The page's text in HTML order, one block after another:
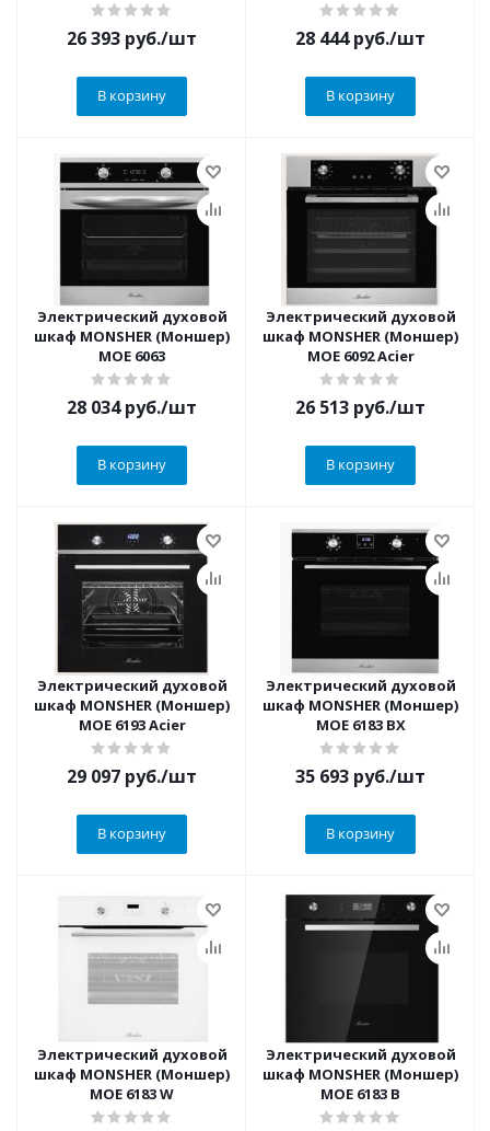
26 393 руб./шт
В корзину
28 444руб./шт
В корзину
Электрический духовой
шкаф MONSHER (Моншер)
MOE 6063
28 034руб./шт
В корзину
Электрический духовой
шкаф MONSHER (Моншер)
MOE 6092 Acier
26 513 руб./шт
В корзину
Электрический духовой
шкаф MONSHER (Моншер)
MOE 6193 Acier
29 097 руб./шт
В корзину
Электрический духовой
шкаф MONSHER (Моншер)
MOE 6183 BX
35 693 руб./шт
В корзину
Электрический духовой
шкаф MONSHER (Моншер)
MOE 6183 W
Электрический духовой
шкаф MONSHER (Моншер)
MOE 6183 B